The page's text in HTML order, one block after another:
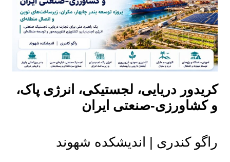
کریدور دریایی، لجستیکی، انرژی پاک،
و کشاورزی-صنعتی ایران
راگو کندری | اندیشکده شهوند